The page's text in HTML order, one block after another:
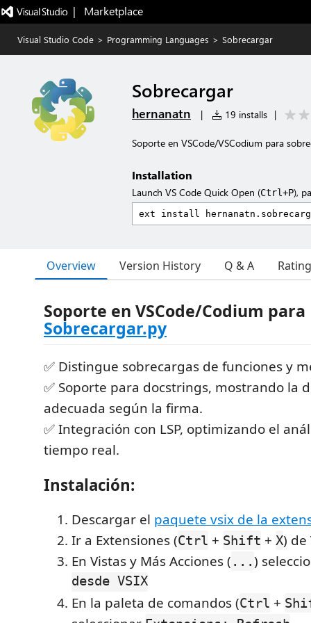
|   Marketplace
Visual Studio Code > Programming Languages > Sobrecargar
Sobrecargar
hernanatn | 19 installs |
Soporte en VSCode/VSCodium para
Installation
Launch VS Code Quick Open (Ctrl+P),
Overview Version History Q & A
Soporte en VSCode/Codium para
Sobrecargar.py
✅ Distingue sobrecargas de funciones y
✅ Soporte para docstrings, mostrando la
adecuada según la firma.
✅ Integración con LSP, optimizando el
tiempo real.
Instalación:
Descargar el paquete vsix de la
Ir a Extensiones (Ctrl + Shift + X) de
En Vistas y Más Acciones ( ...)
desde VSIX
En la paleta de comandos (Ctrl +